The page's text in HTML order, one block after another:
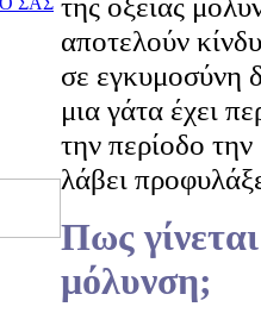
αποτελούν
σε εγκυμοσύνη
μια γάτα έχει
την περίοδο
λάβει
Πως
μόλυνση;